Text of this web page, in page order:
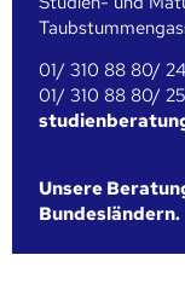
01/ 310 88 80/
01/ 310 88 80/ 25
Unsere
Bundesländern.